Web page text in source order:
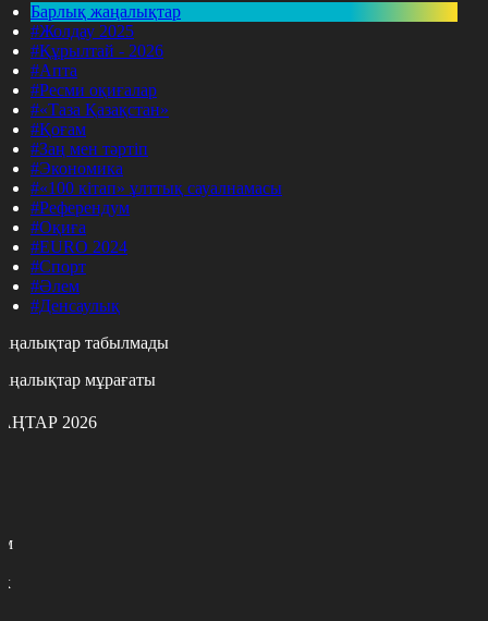
Барлық жаңалықтар
#Жолдау 2025
#Құрылтай - 2026
#Апта
#Ресми оқиғалар
#«Таза Қазақстан»
#Қоғам
#Заң мен тәртіп
#Экономика
#«100 кітап» ұлттық сауалнамасы
#Референдум
#Оқиға
#EURO 2024
#Спорт
#Әлем
#Денсаулық
табылмады
мұрағаты
2026